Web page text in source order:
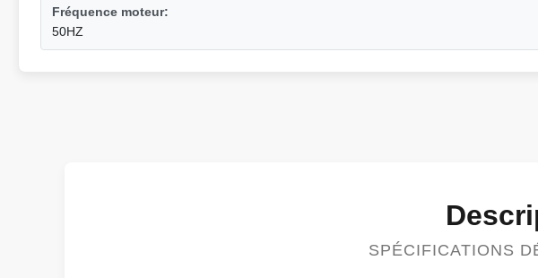
Fréquence moteur:
50HZ
SPÉCIFICATIONS